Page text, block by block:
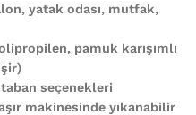
yatak odası, mutfak,
pamuk karışımlı
seçenekleri
makinesinde yıkanabilir